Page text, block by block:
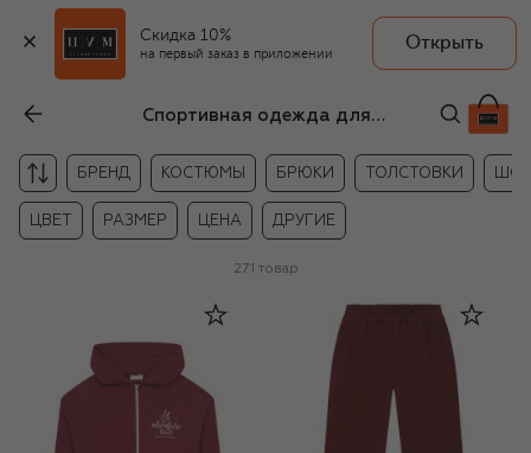
Скидка 10%
на первый заказ в приложении
Открыть
Спортивная одежда для девочек
БРЕНД КОСТЮМЫ БРЮКИ ТОЛСТОВКИ
ЦВЕТ РАЗМЕР ЦЕНА ДРУГИЕ
271 товар